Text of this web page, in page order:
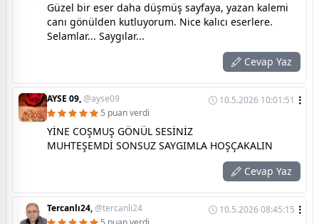
Güzel bir eser daha düşmüş sayfaya, yazan kalemi
canı gönülden kutluyorum. Nice kalıcı eserlere.
Selamlar... Saygılar...
Cevap Yaz
AYSE 09,@ayse09
10.5.2026 10:01:51
5 puan verdi
YİNE COŞMUŞ GÖNÜL SESİNİZ
MUHTEŞEMDİ SONSUZ SAYGIMLA HOŞÇAKALIN
Cevap Yaz
Tercanlı24,@tercanli24
10.5.2026 08:45:15